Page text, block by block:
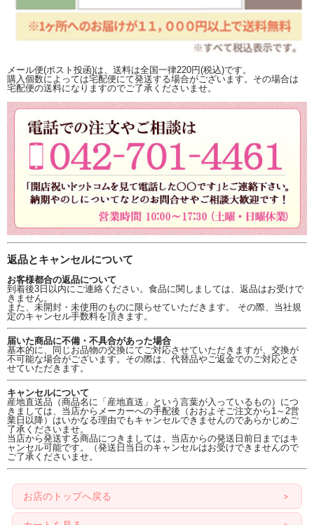
メール便(ポスト投函)は、送料は全国一律220円(税込)です。
購入個数によっては宅配便にて発送する場合がございます。その場合は
宅配便の送料になりますのでご了承くださいませ。
返品とキャンセルについて
お客様都合の返品について
到着後3日以内にご連絡ください。食品に関しましては、返品はお受けで
きません。
また、未開封・未使用のものに限らせていただきます。 その際、当社規
定のキャンセル手数料を頂きます。
届いた商品に不備・不具合があった場合
基本的に、同じお品物の交換にてご対応させていただきますが、交換が
不可能な場合がございます。その際は、代替品やご返金でのご対応とさ
せていただきます。
キャンセルについて
産地直送品（商品名に「産地直送」という言葉が入っているもの）につ
きましては、当店からメーカーへの手配後（おおよそご注文から1～2営
業日以降）はいかなる理由でもキャンセルできませんのであらかじめご
了承くださいませ。
当店から発送する商品につきましては、当店からの発送日前日まではキ
ャンセル可能です。（発送日当日のキャンセルはお受けできませんので
ご了承くださいませ。
お店のトップへ戻る